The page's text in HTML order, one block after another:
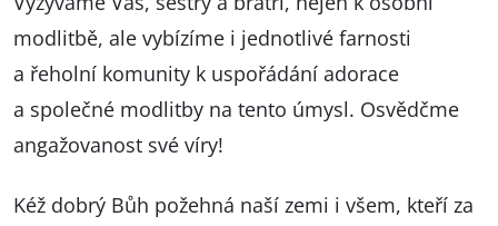
modlitbě, ale vybízíme i jednotlivé farnosti
a řeholní komunity k uspořádání adorace
a společné modlitby na tento úmysl. Osvědčme
angažovanost své víry!
Kéž dobrý Bůh požehná naší zemi i všem, kteří za